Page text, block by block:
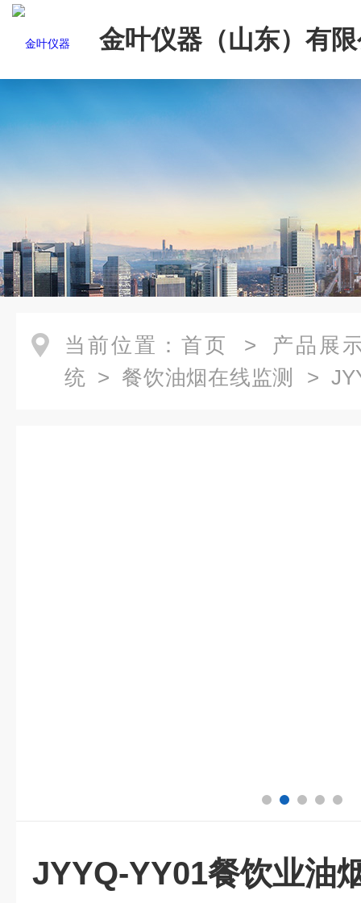
金叶仪器（山东）有
当前位置： 首页 > 产品展
统 > 餐饮油烟在线监测
>
JYYQ-YY01餐饮业油